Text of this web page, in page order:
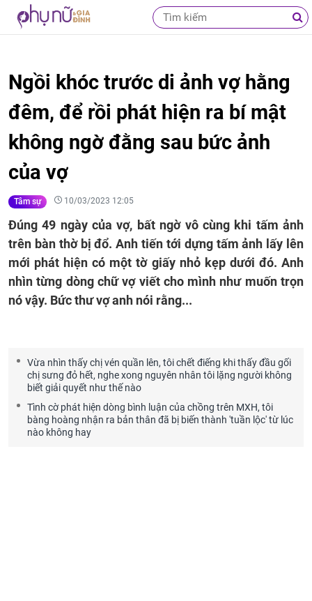
Ngồi khóc trước di ảnh vợ hằng
đêm, để rồi phát hiện ra bí mật
không ngờ đằng sau bức ảnh
của vợ
Tâm sự 10/03/2023 12:05
Đúng 49 ngày của vợ, bất ngờ vô cùng khi tấm ảnh
trên bàn thờ bị đổ. Anh tiến tới dựng tấm ảnh lấy lên
mới phát hiện có một tờ giấy nhỏ kẹp dưới đó. Anh
nhìn từng dòng chữ vợ viết cho mình như muốn trọn
nó vậy. Bức thư vợ anh nói rằng...
Vừa nhìn thấy chị vén quần lên, tôi chết điếng khi thấy đầu gối
chị sưng đỏ hết, nghe xong nguyên nhân tôi lặng người không
biết giải quyết như thế nào
Tình cờ phát hiện dòng bình luận của chồng trên MXH, tôi
bàng hoàng nhận ra bản thân đã bị biến thành 'tuần lộc' từ lúc
nào không hay